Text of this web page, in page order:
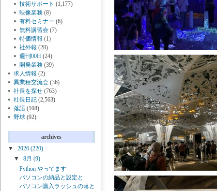
技術サポート (1,177)
映像業務 (8)
有料セミナー (6)
無料講習会 (7)
特価情報 (1)
社外報 (28)
週刊00H (24)
開発業務 (39)
求人情報 (2)
異業種交流会 (36)
社長を探せ (763)
社長日記 (2,563)
落語 (108)
野球 (92)
archives
▼
2026 (220)
▼
8月 (9)
Python やってます
パソコンの納品と設定と
パソコン購入ラッシュの落と